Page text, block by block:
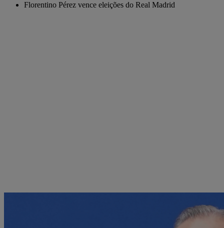
Florentino Pérez vence eleições do Real Madrid